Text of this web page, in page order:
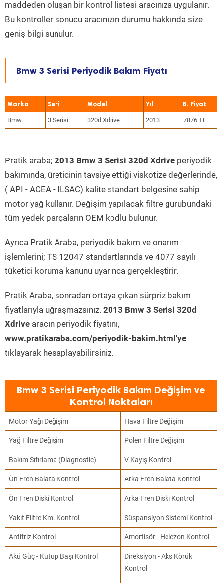
maddeden oluşan bir kontrol listesi aracınıza uygulanır.
Bu kontroller sonucu aracınızın durumu hakkında size
geniş bilgi sunulur.
Bmw 3 Serisi Periyodik Bakım Fiyatı
Marka Seri Model Yıl
Bmw 3 Serisi 320d Xdrive 2013 7876 TL
Pratik araba; 2013 Bmw 3 Serisi 320d Xdrive periyodik
bakımında, üreticinin tavsiye ettiği viskotize değerlerinde,
( API - ACEA - ILSAC) kalite standart belgesine sahip
motor yağ kullanır. Değişim yapılacak filtre gurubundaki
tüm yedek parçaların OEM kodlu bulunur.
Ayrıca Pratik Araba, periyodik bakım ve onarım
işlemlerini; TS 12047 standartlarında ve 4077 sayılı
tüketici koruma kanunu uyarınca gerçekleştirir.
Pratik Araba, sonradan ortaya çıkan sürpriz bakım
fiyatlarıyla uğraşmazsınız. 2013 Bmw 3 Serisi 320d
Xdrive aracın periyodik fiyatını,
www.pratikaraba.com/periyodik-bakim.html'ye
tıklayarak hesaplayabilirsiniz.
Bmw 3 Serisi Periyodik Bakım Değişim ve
Kontrol Noktaları
Motor Yağı Değişim Hava Filtre Değişim
Yağ Filtre Değişim Polen Filtre Değişim
Bakım Sıfırlama (Diagnostic) V Kayış Kontrol
Ön Fren Balata Kontrol Arka Fren Balata Kontrol
Ön Fren Diski Kontrol Arka Fren Diski Kontrol
Yakıt Filtre Km. Kontrol Süspansiyon Sistemi Kontrol
Antifriz Kontrol Amortisör - Helezon Kontrol
Akü Güç - Kutup Başı Kontrol
Direksiyon - Aks Körük
Kontrol